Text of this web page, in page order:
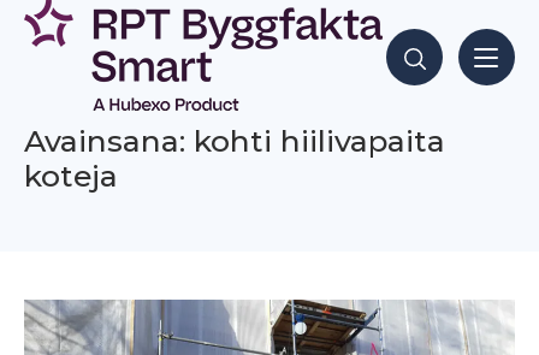
Siirry
sisältöön
Hae sisältöjä
Avainsana: kohti hiilivapaita
koteja